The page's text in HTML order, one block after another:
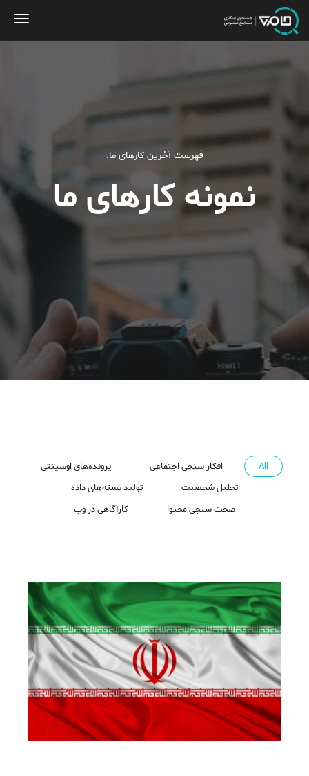
فهرست آخرین کارهای ما.
نمونه کارهای ما
All افکار سنجی اجتماعی
پرونده‌های اوسینتی
تحلیل شخصیت
تولید بسته‌های داده
صحت سنجی محتوا
کارآگاهی در وب